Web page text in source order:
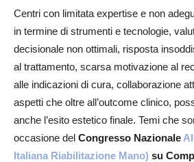
Centri con limitata expertise e non
in termine di strumenti e tecnologie,
decisionale non ottimali, risposta
al trattamento, scarsa motivazione al
alle indicazioni di cura, collaborazione
aspetti che oltre all’outcome clinico,
anche l’esito estetico finale. Temi che
occasione del Congresso Nazionale
Italiana Riabilitazione Mano) su